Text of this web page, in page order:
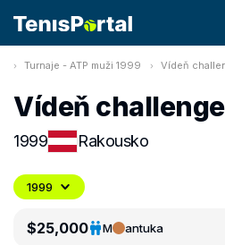
Turnaje - ATP muži 1999 Vídeň
Vídeň
1999 Rakousko
1999
$25,000 M antuka